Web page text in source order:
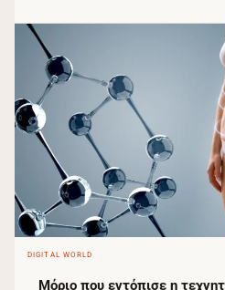
DIGITAL WORLD
Μόριο που εντόπισε η